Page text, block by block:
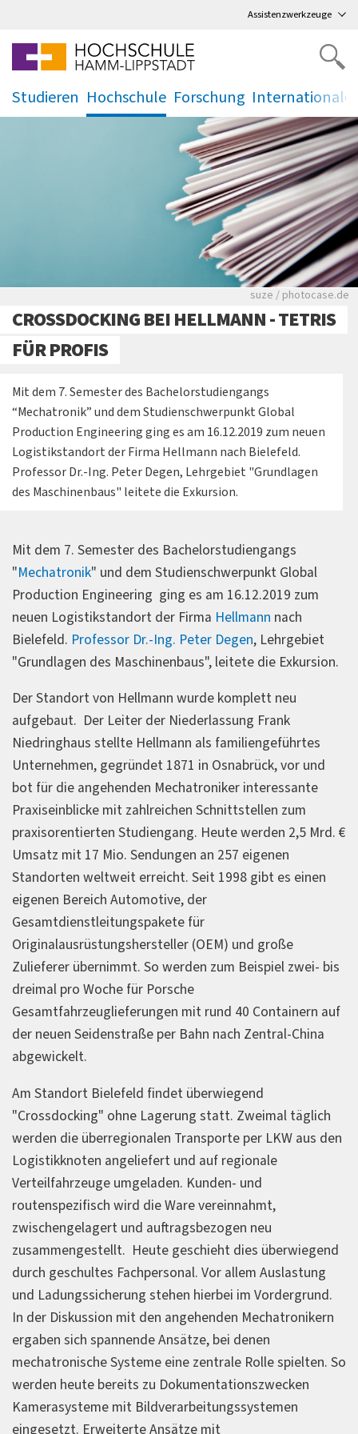
Assistenzwerkzeuge
Studieren
.
Hochschule
.
Forschung
. .
Viele Zeitungen.
suze / photocase.de
CROSSDOCKING BEI HELLMANN - TETRIS
FÜR PROFIS
Mit dem 7. Semester des Bachelorstudiengangs
“Mechatronik” und dem Studienschwerpunkt Global
Production Engineering ging es am 16.12.2019 zum neuen
Logistikstandort der Firma Hellmann nach Bielefeld.
Professor Dr.-Ing. Peter Degen, Lehrgebiet "Grundlagen
des Maschinenbaus" leitete die Exkursion.
Mit dem 7. Semester des Bachelorstudiengangs
"Mechatronik" und dem Studienschwerpunkt Global
Production Engineering ging es am 16.12.2019 zum
neuen Logistikstandort der Firma Hellmann nach
Bielefeld. Professor Dr.-Ing. Peter Degen, Lehrgebiet
"Grundlagen des Maschinenbaus", leitete die Exkursion.
Der Standort von Hellmann wurde komplett neu
aufgebaut. Der Leiter der Niederlassung Frank
Niedringhaus stellte Hellmann als familiengeführtes
Unternehmen, gegründet 1871 in Osnabrück, vor und
bot für die angehenden Mechatroniker interessante
Praxiseinblicke mit zahlreichen Schnittstellen zum
praxisorentierten Studiengang. Heute werden 2,5 Mrd. €
Umsatz mit 17 Mio. Sendungen an 257 eigenen
Standorten weltweit erreicht. Seit 1998 gibt es einen
eigenen Bereich Automotive, der
Gesamtdienstleitungspakete für
Originalausrüstungshersteller (OEM) und große
Zulieferer übernimmt. So werden zum Beispiel zwei- bis
dreimal pro Woche für Porsche
Gesamtfahrzeuglieferungen mit rund 40 Containern auf
der neuen Seidenstraße per Bahn nach Zentral-China
abgewickelt.
Am Standort Bielefeld findet überwiegend
"Crossdocking" ohne Lagerung statt. Zweimal täglich
werden die überregionalen Transporte per LKW aus den
Logistikknoten angeliefert und auf regionale
Verteilfahrzeuge umgeladen. Kunden- und
routenspezifisch wird die Ware vereinnahmt,
zwischengelagert und auftragsbezogen neu
zusammengestellt. Heute geschieht dies überwiegend
durch geschultes Fachpersonal. Vor allem Auslastung
und Ladungssicherung stehen hierbei im Vordergrund.
In der Diskussion mit den angehenden Mechatronikern
ergaben sich spannende Ansätze, bei denen
mechatronische Systeme eine zentrale Rolle spielten. So
werden heute bereits zu Dokumentationszwecken
Kamerasysteme mit Bildverarbeitungssystemen
eingesetzt. Erweiterte Ansätze mit